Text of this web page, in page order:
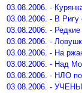
03.08.2006. -
03.08.2006. - В Ригу
03.08.2006. -
03.08.2006. -
03.08.2006. - На
03.08.2006. - Над
03.08.2006. - НЛО
03.08.2006. -